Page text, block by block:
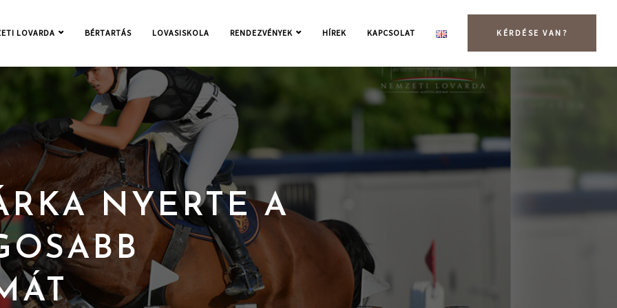
LOVARDA BÉRTARTÁS LOVASISKOLA RENDEZVÉNYEK HÍREK KAPCSOLAT KÉRDÉSE VAN?
NYERTE A